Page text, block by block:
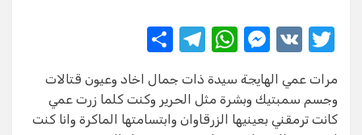
T
it
te
V
M
ss
e
W
at
s
T
e
gr
ar
e
مرات عمي الهايجة سيدة ذات جمال اخاد وعيون قتالات
وجسم سمبتيك وبشرة مثل الحرير وكنت كلما زرت عمي
كانت ترمقني بعينيها الزرقاوان وابتسامتها الماكرة وانا كنت